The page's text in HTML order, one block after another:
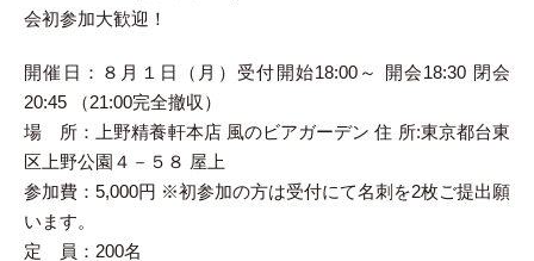
会初参加大歓迎！
開催日：８月１日（月）受付開始18:00～ 開会18:30 閉会
20:45 （21:00完全撤収）
場 所：上野精養軒本店 風のビアガーデン 住 所:東京都台東
区上野公園４－５８ 屋上
参加費：5,000円 ※初参加の方は受付にて名刺を2枚ご提出願
います。
定 員：200名